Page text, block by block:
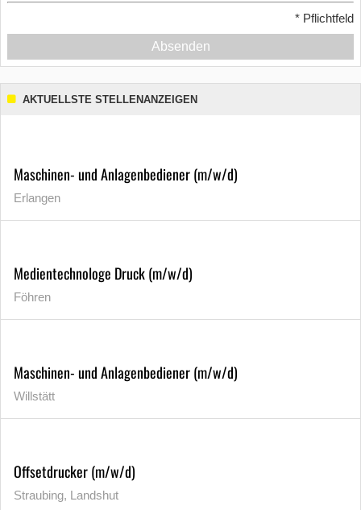
* Pflichtfeld
Absenden
AKTUELLSTE STELLENANZEIGEN
Maschinen- und Anlagenbediener (m/w/d)
Erlangen
Medientechnologe Druck (m/w/d)
Föhren
Maschinen- und Anlagenbediener (m/w/d)
Willstätt
Offsetdrucker (m/w/d)
Straubing, Landshut